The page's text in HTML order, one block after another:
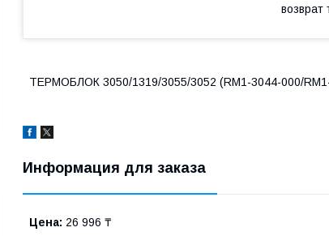
возврат
ТЕРМОБЛОК 3050/1319/3055/3052 (RM1-3044-000/
Информация для заказа
Цена: 26 996 ₸